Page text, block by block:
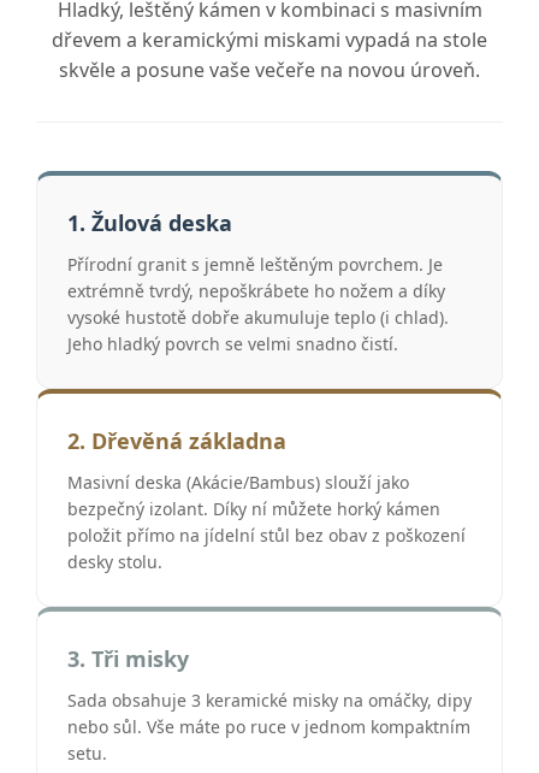
Hladký, leštěný kámen v kombinaci s masivním
dřevem a keramickými miskami vypadá na stole
skvěle a posune vaše večeře na novou úroveň.
1. Žulová deska
Přírodní granit s jemně leštěným povrchem. Je
extrémně tvrdý, nepoškrábete ho nožem a díky
vysoké hustotě dobře akumuluje teplo (i chlad).
Jeho hladký povrch se velmi snadno čistí.
2. Dřevěná základna
Masivní deska (Akácie/Bambus) slouží jako
bezpečný izolant. Díky ní můžete horký kámen
položit přímo na jídelní stůl bez obav z poškození
desky stolu.
3. Tři misky
Sada obsahuje 3 keramické misky na omáčky, dipy
nebo sůl. Vše máte po ruce v jednom kompaktním
setu.